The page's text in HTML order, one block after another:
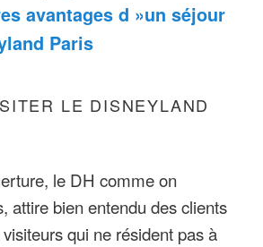
avantages d »un séjour
Paris
LE DISNEYLAND
le DH comme on
attire bien entendu des clients
qui ne résident pas à